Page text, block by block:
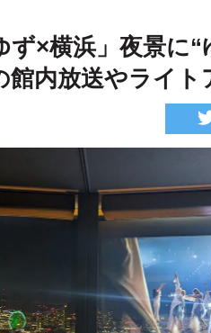
×横浜」夜景に“
館内放送やライト